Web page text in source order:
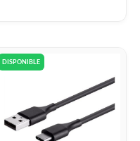
DISPONIBLE